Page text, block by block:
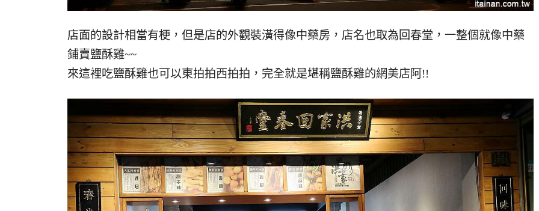
店面的設計相當有梗，但是店的外觀裝潢得像中藥房，店名也取為回春堂，一整個就像中藥
鋪賣鹽酥雞~~
來這裡吃鹽酥雞也可以東拍拍西拍拍，完全就是堪稱鹽酥雞的網美店阿!!